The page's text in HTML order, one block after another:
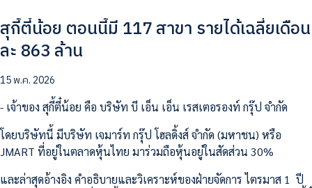
สุกี้ตี๋น้อย ตอนนี้มี 117 สาขา รายได้เฉลี่ยเดือน
ละ 863 ล้าน
15 พ.ค. 2026
- เจ้าของ สุกี้ตี๋น้อย คือ บริษัท บี เอ็น เอ็น เรสเตอรองท์ กรุ๊ป จำกัด
โดยบริษัทนี้ มีบริษัท เจมาร์ท กรุ๊ป โฮลดิ้งส์ จำกัด (มหาชน) หรือ
JMART ที่อยู่ในตลาดหุ้นไทย มาร่วมถือหุ้นอยู่ในสัดส่วน 30%
และล่าสุดอ้างอิง คำอธิบายและวิเคราะห์ของฝ่ายจัดการ ไตรมาส 1 ปี